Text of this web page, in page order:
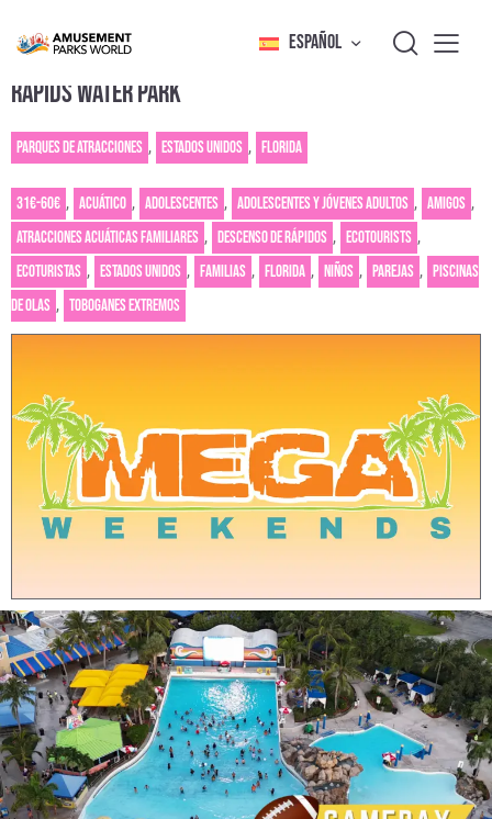
ESPAÑOL
RAPIDS WATER PARK
Parques de atracciones , Estados Unidos , Florida
31€-60€ , Acuático , Adolescentes , Adolescentes y jóvenes adultos , Amigos ,
Atracciones acuáticas familiares , Descenso de rápidos , Ecotourists ,
Ecoturistas , Estados Unidos , Familias , Florida , Niños , Parejas , Piscinas
de olas , Toboganes extremos